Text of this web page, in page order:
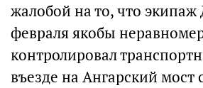
жалобой на то, что
февраля якобы
контролировал
въезде на Ангарский мост